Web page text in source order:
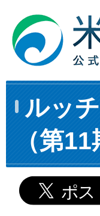
ルッ
（第11